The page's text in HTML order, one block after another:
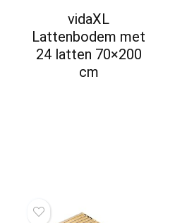
vidaXL
Lattenbodem met
24 latten 70×200
cm